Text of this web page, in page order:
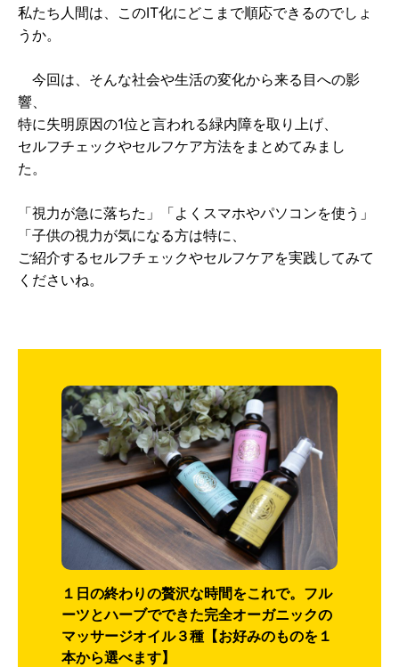
私たち人間は、このIT化にどこまで順応できるのでしょ
うか。
今回は、そんな社会や生活の変化から来る目への影
響、
特に失明原因の1位と言われる緑内障を取り上げ、
セルフチェックやセルフケア方法をまとめてみまし
た。
「視力が急に落ちた」「よくスマホやパソコンを使う」
「子供の視力が気になる方は特に、
ご紹介するセルフチェックやセルフケアを実践してみて
くださいね。
１日の終わりの贅沢な時間をこれで。フル
ーツとハーブでできた完全オーガニックの
マッサージオイル３種【お好みのものを１
本から選べます】